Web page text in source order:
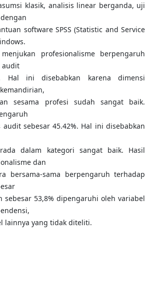
klasik, analisis linear berganda, uji
software SPSS (Statistic and Service
profesionalisme berpengaruh
audit
Hal ini disebabkan karena dimensi
sesama profesi sudah sangat baik.
sebesar 45.42%. Hal ini disebabkan
dalam kategori sangat baik. Hasil
dan
bersama-sama berpengaruh terhadap
sebesar 53,8% dipengaruhi oleh variabel
lainnya yang tidak diteliti.